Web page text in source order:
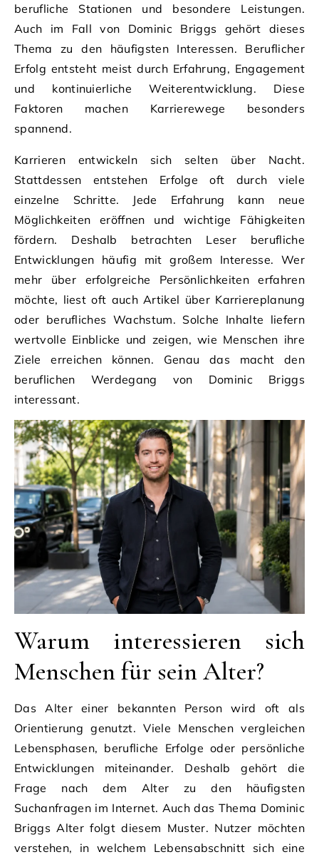
berufliche Stationen und besondere Leistungen.
Auch im Fall von Dominic Briggs gehört dieses
Thema zu den häufigsten Interessen. Beruflicher
Erfolg entsteht meist durch Erfahrung, Engagement
und kontinuierliche Weiterentwicklung. Diese
Faktoren machen Karrierewege besonders
spannend.
Karrieren entwickeln sich selten über Nacht.
Stattdessen entstehen Erfolge oft durch viele
einzelne Schritte. Jede Erfahrung kann neue
Möglichkeiten eröffnen und wichtige Fähigkeiten
fördern. Deshalb betrachten Leser berufliche
Entwicklungen häufig mit großem Interesse. Wer
mehr über erfolgreiche Persönlichkeiten erfahren
möchte, liest oft auch Artikel über Karriereplanung
oder berufliches Wachstum. Solche Inhalte liefern
wertvolle Einblicke und zeigen, wie Menschen ihre
Ziele erreichen können. Genau das macht den
beruflichen Werdegang von Dominic Briggs
interessant.
Warum interessieren sich
Menschen für sein Alter?
Das Alter einer bekannten Person wird oft als
Orientierung genutzt. Viele Menschen vergleichen
Lebensphasen, berufliche Erfolge oder persönliche
Entwicklungen miteinander. Deshalb gehört die
Frage nach dem Alter zu den häufigsten
Suchanfragen im Internet. Auch das Thema Dominic
Briggs Alter folgt diesem Muster. Nutzer möchten
verstehen, in welchem Lebensabschnitt sich eine